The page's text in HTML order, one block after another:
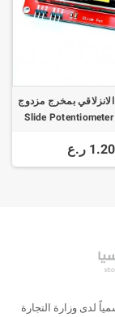
بمخرج مزدوج
Slide
ر.ع
لدى وزارة التجارة